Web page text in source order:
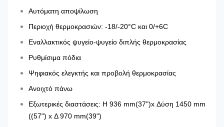
Αυτόματη αποψίλωση
Περιοχή θερμοκρασιών: -18/-20°C και 0/+6C
Εναλλακτικός ψυγείο-ψυγείο διπλής θερμοκρασίας
Ρυθμίσιμα πόδια
Ψηφιακός ελεγκτής και προβολή θερμοκρασίας
Ανοιχτό πάνω
Εξωτερικές διαστάσεις: H 936 mm(37")x Δύση 1450 mm
((57") x Δ 970 mm(39")